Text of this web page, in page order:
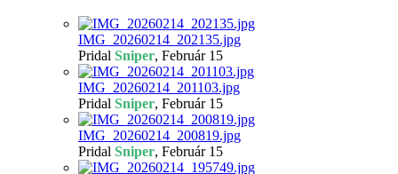
IMG_20260214_202135.jpg
Pridal Sniper, Február 15
IMG_20260214_201103.jpg
Pridal Sniper, Február 15
IMG_20260214_200819.jpg
Pridal Sniper, Február 15